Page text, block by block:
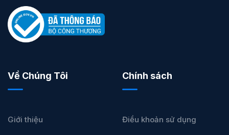
Về Chúng Tôi
Giới thiệu
Chính sách
Điều khoản sử dụng